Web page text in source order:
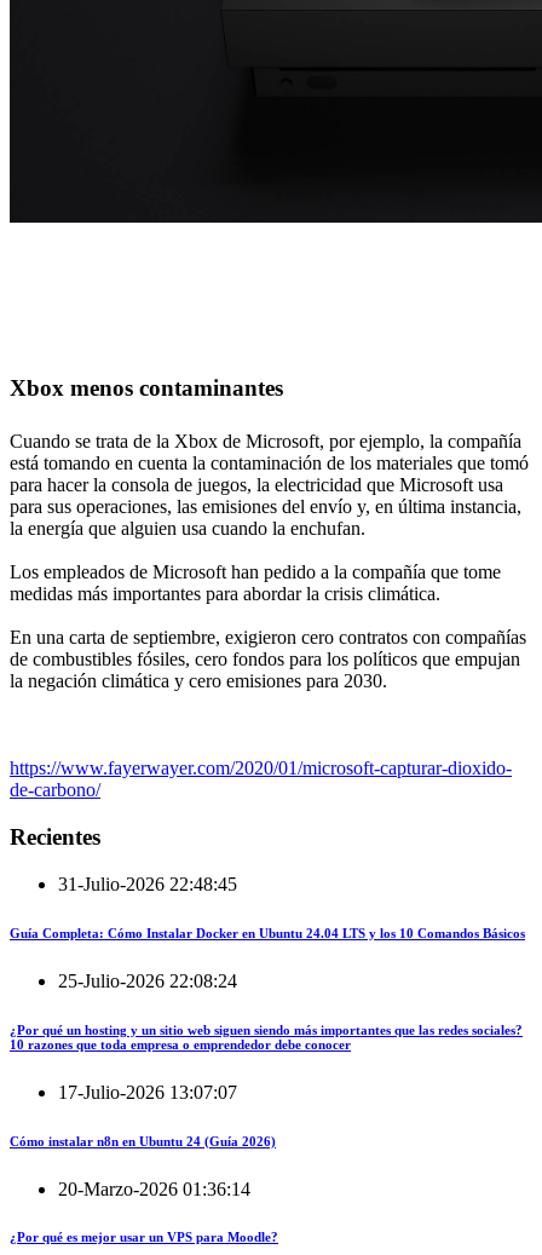
Xbox menos contaminantes
Cuando se trata de la Xbox de Microsoft, por ejemplo, la compañía
está tomando en cuenta la contaminación de los materiales que tomó
para hacer la consola de juegos, la electricidad que Microsoft usa
para sus operaciones, las emisiones del envío y, en última instancia,
la energía que alguien usa cuando la enchufan.
Los empleados de Microsoft han pedido a la compañía que tome
medidas más importantes para abordar la crisis climática.
En una carta de septiembre, exigieron cero contratos con compañías
de combustibles fósiles, cero fondos para los políticos que empujan
la negación climática y cero emisiones para 2030.
https://www.fayerwayer.com/2020/01/microsoft-capturar-dioxido-
de-carbono/
Recientes
31-Julio-2026 22:48:45
Guía Completa: Cómo Instalar Docker en Ubuntu 24.04 LTS y los 10 Comandos Básicos
25-Julio-2026 22:08:24
¿Por qué un hosting y un sitio web siguen siendo más importantes que las redes sociales?
10 razones que toda empresa o emprendedor debe conocer
17-Julio-2026 13:07:07
Cómo instalar n8n en Ubuntu 24 (Guía 2026)
20-Marzo-2026 01:36:14
¿Por qué es mejor usar un VPS para Moodle?